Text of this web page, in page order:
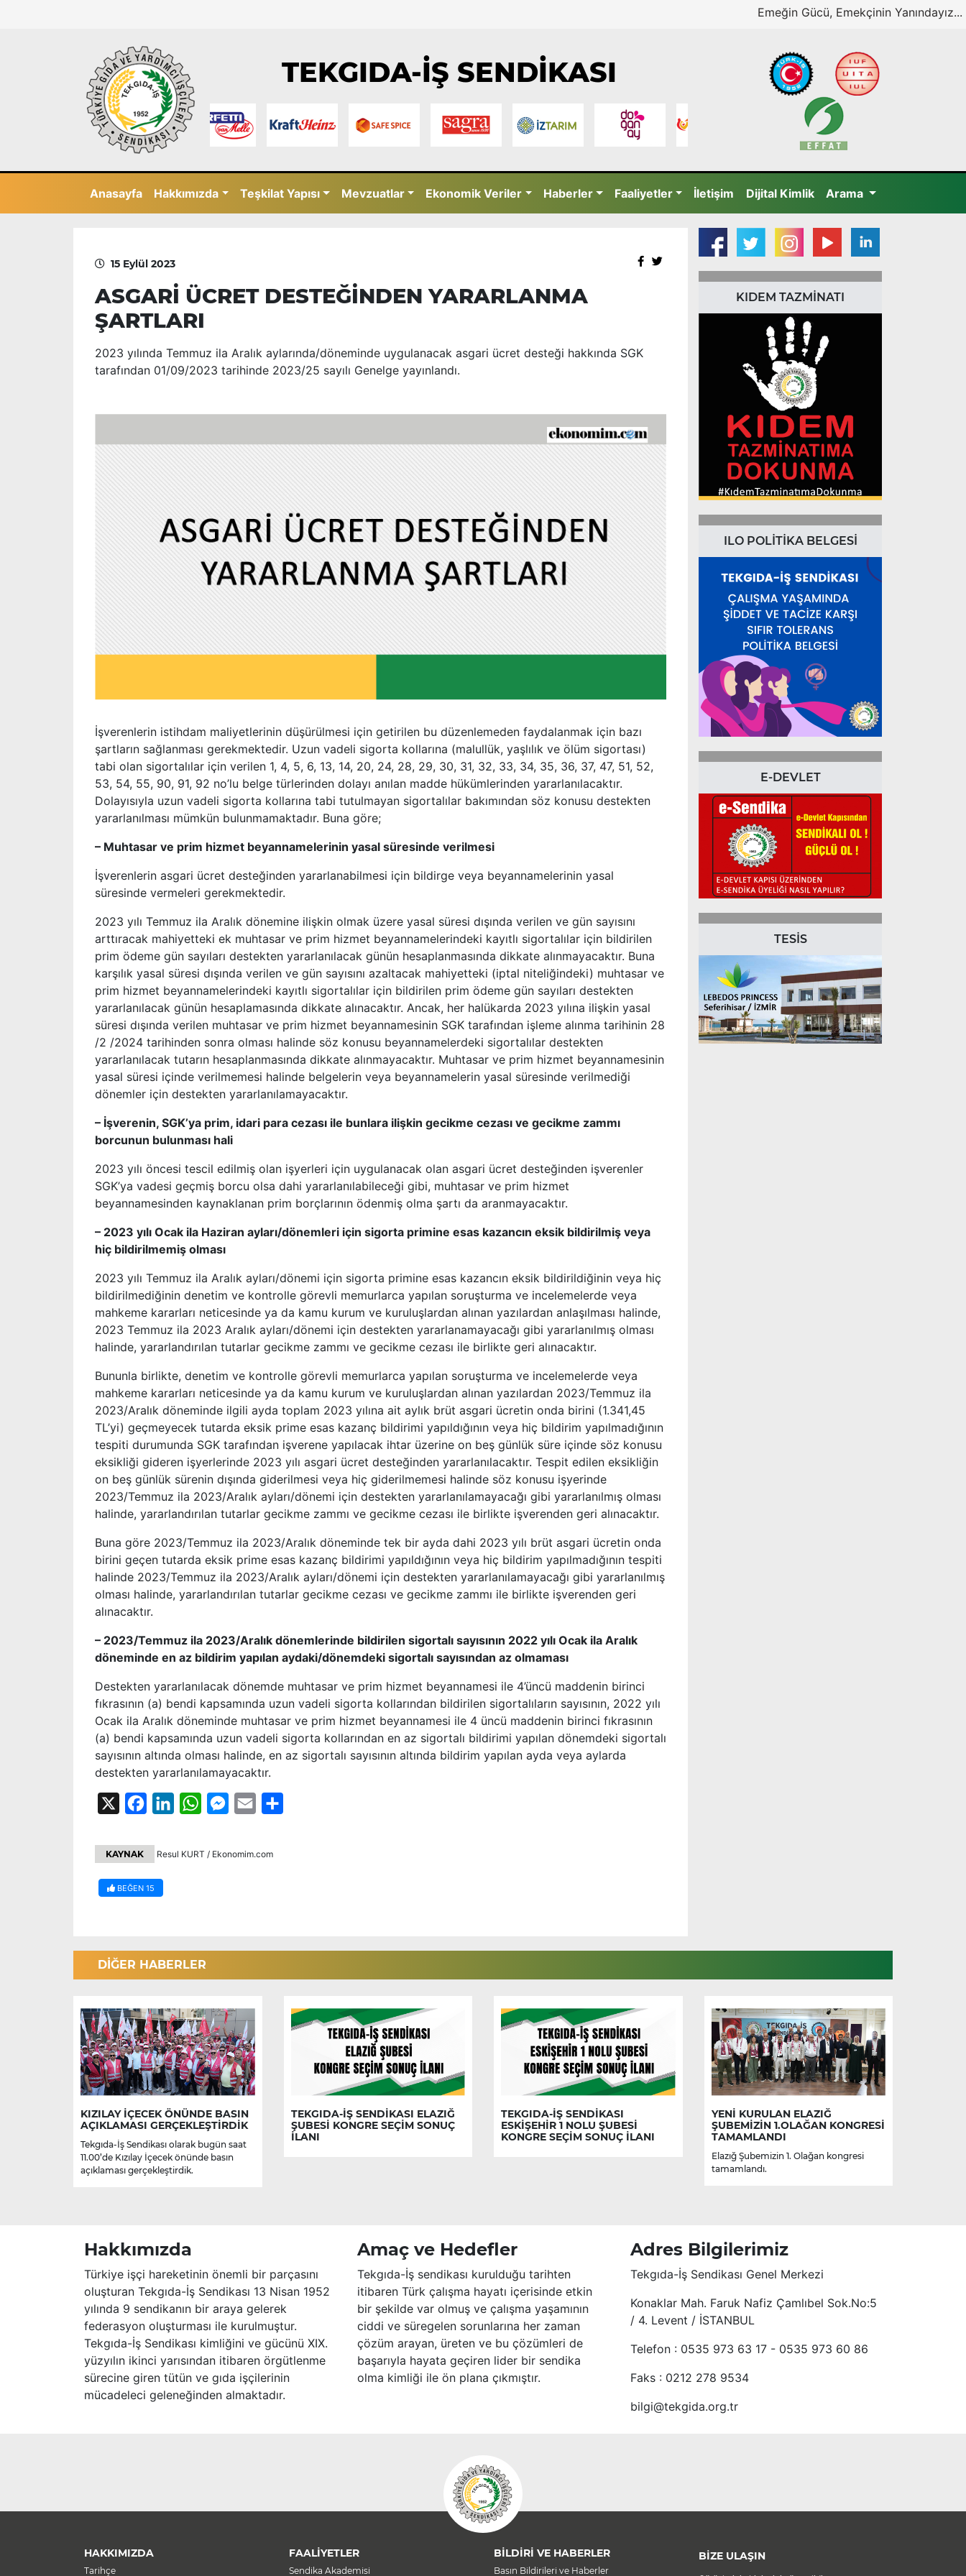
Emeğin Gücü, Emekçinin Yanındayız...
TEKGIDA-İŞ SENDİKASI
Anasayfa Hakkımızda Teşkilat Yapısı Mevzuatlar Ekonomik Veriler Haberler Faaliyetler İletişim Dijital Kimlik Arama
15 Eylül 2023
ASGARİ ÜCRET DESTEĞİNDEN YARARLANMA
ŞARTLARI
2023 yılında Temmuz ila Aralık aylarında/döneminde uygulanacak asgari ücret desteği hakkında SGK
tarafından 01/09/2023 tarihinde 2023/25 sayılı Genelge yayınlandı.
İşverenlerin istihdam maliyetlerinin düşürülmesi için getirilen bu düzenlemeden faydalanmak için bazı
şartların sağlanması gerekmektedir. Uzun vadeli sigorta kollarına (malullük, yaşlılık ve ölüm sigortası)
tabi olan sigortalılar için verilen 1, 4, 5, 6, 13, 14, 20, 24, 28, 29, 30, 31, 32, 33, 34, 35, 36, 37, 47, 51, 52,
53, 54, 55, 90, 91, 92 no’lu belge türlerinden dolayı anılan madde hükümlerinden yararlanılacaktır.
Dolayısıyla uzun vadeli sigorta kollarına tabi tutulmayan sigortalılar bakımından söz konusu destekten
yararlanılması mümkün bulunmamaktadır. Buna göre;
– Muhtasar ve prim hizmet beyannamelerinin yasal süresinde verilmesi
İşverenlerin asgari ücret desteğinden yararlanabilmesi için bildirge veya beyannamelerinin yasal
süresinde vermeleri gerekmektedir.
2023 yılı Temmuz ila Aralık dönemine ilişkin olmak üzere yasal süresi dışında verilen ve gün sayısını
arttıracak mahiyetteki ek muhtasar ve prim hizmet beyannamelerindeki kayıtlı sigortalılar için bildirilen
prim ödeme gün sayıları destekten yararlanılacak günün hesaplanmasında dikkate alınmayacaktır. Buna
karşılık yasal süresi dışında verilen ve gün sayısını azaltacak mahiyetteki (iptal niteliğindeki) muhtasar ve
prim hizmet beyannamelerindeki kayıtlı sigortalılar için bildirilen prim ödeme gün sayıları destekten
yararlanılacak günün hesaplamasında dikkate alınacaktır. Ancak, her halükarda 2023 yılına ilişkin yasal
süresi dışında verilen muhtasar ve prim hizmet beyannamesinin SGK tarafından işleme alınma tarihinin 28
/2 /2024 tarihinden sonra olması halinde söz konusu beyannamelerdeki sigortalılar destekten
yararlanılacak tutarın hesaplanmasında dikkate alınmayacaktır. Muhtasar ve prim hizmet beyannamesinin
yasal süresi içinde verilmemesi halinde belgelerin veya beyannamelerin yasal süresinde verilmediği
dönemler için destekten yararlanılamayacaktır.
– İşverenin, SGK’ya prim, idari para cezası ile bunlara ilişkin gecikme cezası ve gecikme zammı
borcunun bulunması hali
2023 yılı öncesi tescil edilmiş olan işyerleri için uygulanacak olan asgari ücret desteğinden işverenler
SGK’ya vadesi geçmiş borcu olsa dahi yararlanılabileceği gibi, muhtasar ve prim hizmet
beyannamesinden kaynaklanan prim borçlarının ödenmiş olma şartı da aranmayacaktır.
– 2023 yılı Ocak ila Haziran ayları/dönemleri için sigorta primine esas kazancın eksik bildirilmiş veya
hiç bildirilmemiş olması
2023 yılı Temmuz ila Aralık ayları/dönemi için sigorta primine esas kazancın eksik bildirildiğinin veya hiç
bildirilmediğinin denetim ve kontrolle görevli memurlarca yapılan soruşturma ve incelemelerde veya
mahkeme kararları neticesinde ya da kamu kurum ve kuruluşlardan alınan yazılardan anlaşılması halinde,
2023 Temmuz ila 2023 Aralık ayları/dönemi için destekten yararlanamayacağı gibi yararlanılmış olması
halinde, yararlandırılan tutarlar gecikme zammı ve gecikme cezası ile birlikte geri alınacaktır.
Bununla birlikte, denetim ve kontrolle görevli memurlarca yapılan soruşturma ve incelemelerde veya
mahkeme kararları neticesinde ya da kamu kurum ve kuruluşlardan alınan yazılardan 2023/Temmuz ila
2023/Aralık döneminde ilgili ayda toplam 2023 yılına ait aylık brüt asgari ücretin onda birini (1.341,45
TL’yi) geçmeyecek tutarda eksik prime esas kazanç bildirimi yapıldığının veya hiç bildirim yapılmadığının
tespiti durumunda SGK tarafından işverene yapılacak ihtar üzerine on beş günlük süre içinde söz konusu
eksikliği gideren işyerlerinde 2023 yılı asgari ücret desteğinden yararlanılacaktır. Tespit edilen eksikliğin
on beş günlük sürenin dışında giderilmesi veya hiç giderilmemesi halinde söz konusu işyerinde
2023/Temmuz ila 2023/Aralık ayları/dönemi için destekten yararlanılamayacağı gibi yararlanılmış olması
halinde, yararlandırılan tutarlar gecikme zammı ve gecikme cezası ile birlikte işverenden geri alınacaktır.
Buna göre 2023/Temmuz ila 2023/Aralık döneminde tek bir ayda dahi 2023 yılı brüt asgari ücretin onda
birini geçen tutarda eksik prime esas kazanç bildirimi yapıldığının veya hiç bildirim yapılmadığının tespiti
halinde 2023/Temmuz ila 2023/Aralık ayları/dönemi için destekten yararlanılamayacağı gibi yararlanılmış
olması halinde, yararlandırılan tutarlar gecikme cezası ve gecikme zammı ile birlikte işverenden geri
alınacaktır.
– 2023/Temmuz ila 2023/Aralık dönemlerinde bildirilen sigortalı sayısının 2022 yılı Ocak ila Aralık
döneminde en az bildirim yapılan aydaki/dönemdeki sigortalı sayısından az olmaması
Destekten yararlanılacak dönemde muhtasar ve prim hizmet beyannamesi ile 4’üncü maddenin birinci
fıkrasının (a) bendi kapsamında uzun vadeli sigorta kollarından bildirilen sigortalıların sayısının, 2022 yılı
Ocak ila Aralık döneminde muhtasar ve prim hizmet beyannamesi ile 4 üncü maddenin birinci fıkrasının
(a) bendi kapsamında uzun vadeli sigorta kollarından en az sigortalı bildirimi yapılan dönemdeki sigortalı
sayısının altında olması halinde, en az sigortalı sayısının altında bildirim yapılan ayda veya aylarda
destekten yararlanılamayacaktır.
FacebookLinkedInWhatsAppMessenger
Email
KAYNAK Resul KURT / Ekonomim.com
BEĞEN 15
KIDEM TAZMİNATI
ILO POLİTİKA BELGESİ
E-DEVLET
TESİS
DİĞER HABERLER
KIZILAY İÇECEK ÖNÜNDE BASIN
AÇIKLAMASI GERÇEKLEŞTİRDİK
Tekgıda-İş Sendikası olarak bugün saat
11.00’de Kızılay İçecek önünde basın
açıklaması gerçekleştirdik.
TEKGIDA-İŞ SENDİKASI ELAZIĞ
ŞUBESİ KONGRE SEÇİM SONUÇ
İLANI
TEKGIDA-İŞ SENDİKASI
ESKİŞEHİR 1 NOLU ŞUBESİ
KONGRE SEÇİM SONUÇ İLANI
YENİ KURULAN ELAZIĞ
ŞUBEMİZİN 1.OLAĞAN KONGRESİ
TAMAMLANDI
Elazığ Şubemizin 1. Olağan kongresi
tamamlandı.
Hakkımızda
Türkiye işçi hareketinin önemli bir parçasını
oluşturan Tekgıda-İş Sendikası 13 Nisan 1952
yılında 9 sendikanın bir araya gelerek
federasyon oluşturması ile kurulmuştur.
Tekgıda-İş Sendikası kimliğini ve gücünü XIX.
yüzyılın ikinci yarısından itibaren örgütlenme
sürecine giren tütün ve gıda işçilerinin
mücadeleci geleneğinden almaktadır.
Amaç ve Hedefler
Tekgıda-İş sendikası kurulduğu tarihten
itibaren Türk çalışma hayatı içerisinde etkin
bir şekilde var olmuş ve çalışma yaşamının
ciddi ve süregelen sorunlarına her zaman
çözüm arayan, üreten ve bu çözümleri de
başarıyla hayata geçiren lider bir sendika
olma kimliği ile ön plana çıkmıştır.
Adres Bilgilerimiz
Tekgıda-İş Sendikası Genel Merkezi
Konaklar Mah. Faruk Nafiz Çamlıbel Sok.No:5
/ 4. Levent / İSTANBUL
Telefon : 0535 973 63 17 - 0535 973 60 86
Faks : 0212 278 9534
bilgi@tekgida.org.tr
HAKKIMIZDA
Tarihçe
FAALİYETLER
Sendika Akademisi
BİLDİRİ VE HABERLER
Basın Bildirileri ve Haberler
BİZE ULAŞIN